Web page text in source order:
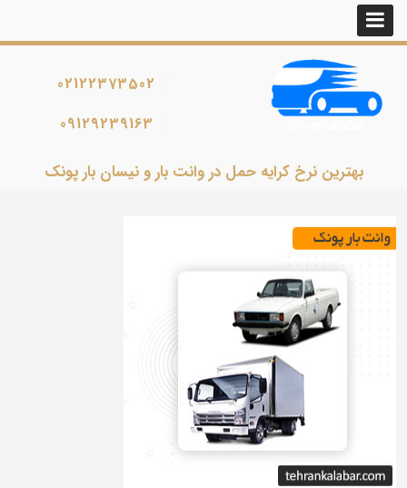
بهترین نرخ کرایه حمل در وانت بار و نیسان بار پونک
02122373502
09129239163